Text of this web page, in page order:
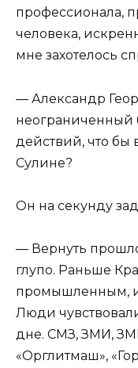
профессионала,
человека,
мне захотелось
— Александр
неограниченный
действий, что бы
Сулине?
Он на секунду
— Вернуть
глупо. Раньше
промышленным,
Люди
дне. СМЗ, ЗМИ,
«Орглитмаш»,